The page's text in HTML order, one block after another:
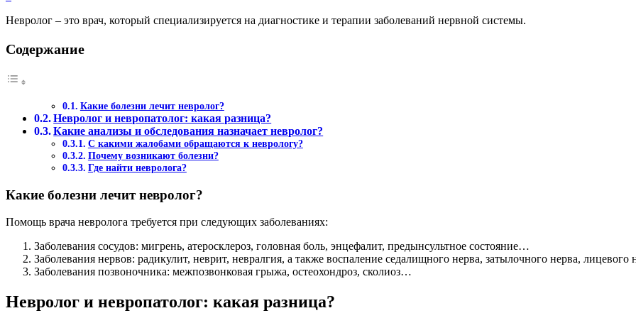
Невролог – это врач, который специализируется на диагностике и терапии заболеваний нервной системы.
Содержание
Какие болезни лечит невролог?
Невролог и невропатолог: какая разница?
Какие анализы и обследования назначает невролог?
С какими жалобами обращаются к неврологу?
Почему возникают болезни?
Где найти невролога?
Какие болезни лечит невролог?
Помощь врача невролога требуется при следующих заболеваниях:
Заболевания сосудов: мигрень, атеросклероз, головная боль, энцефалит, предынсультное состояние…
Заболевания нервов: радикулит, неврит, невралгия, а также воспаление седалищного нерва, затылочного нерва, лицевого
Заболевания позвоночника: межпозвонковая грыжа, остеохондроз, сколиоз…
Невролог и невропатолог: какая разница?